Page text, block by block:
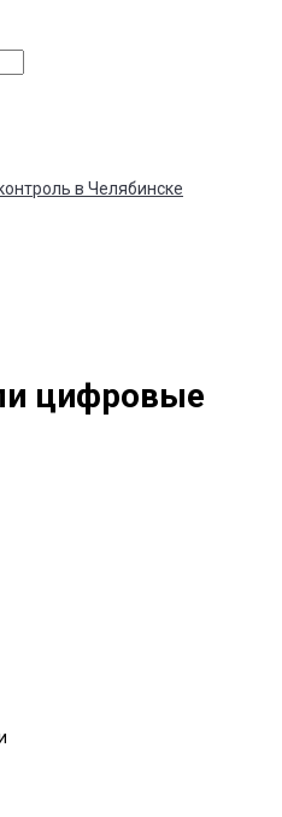
в Челябинске
цифровые